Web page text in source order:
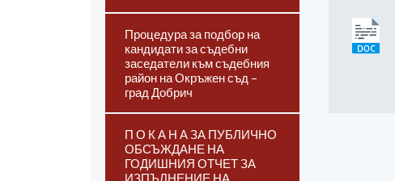
Процедура за подбор на
кандидати за съдебни
заседатели към съдебния
район на Окръжен съд –
град Добрич
П О К А Н А ЗА ПУБЛИЧНО
ОБСЪЖДАНЕ НА
ГОДИШНИЯ ОТЧЕТ ЗА
ИЗПЪЛНЕНИЕ НА